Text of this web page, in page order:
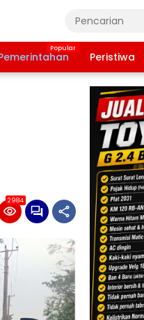
Peristiwa
2984